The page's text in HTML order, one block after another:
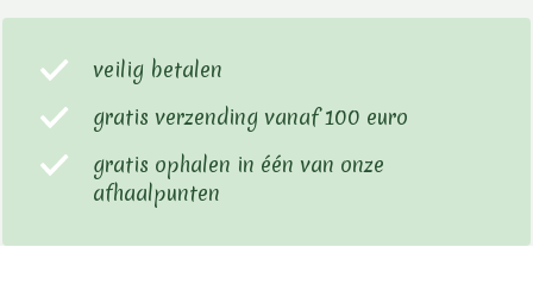
veilig betalen
gratis verzending vanaf 100 euro
gratis ophalen in één van onze
afhaalpunten